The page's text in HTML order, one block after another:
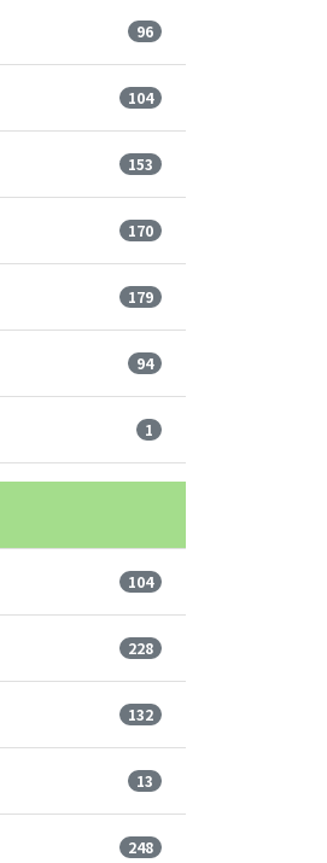
96
104
153
170
179
94
1
104
228
132
13
248